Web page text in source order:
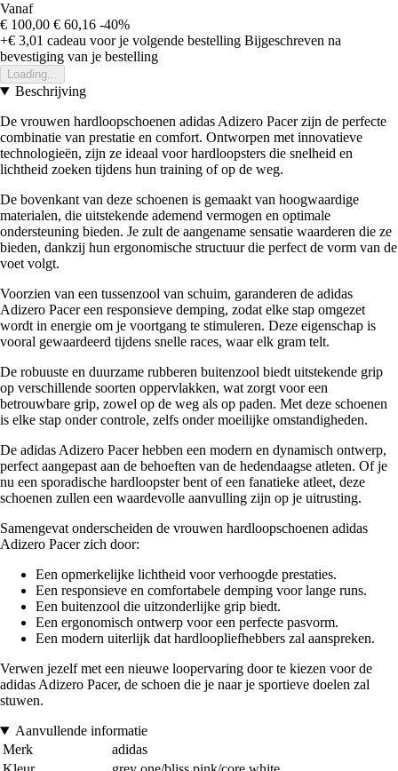
Vanaf
€ 100,00 € 60,16 -40%
+€ 3,01 cadeau voor je volgende bestelling Bijgeschreven na
bevestiging van je bestelling
Loading...
Beschrijving
De vrouwen hardloopschoenen adidas Adizero Pacer zijn de perfecte
combinatie van prestatie en comfort. Ontworpen met innovatieve
technologieën, zijn ze ideaal voor hardloopsters die snelheid en
lichtheid zoeken tijdens hun training of op de weg.
De bovenkant van deze schoenen is gemaakt van hoogwaardige
materialen, die uitstekende ademend vermogen en optimale
ondersteuning bieden. Je zult de aangename sensatie waarderen die ze
bieden, dankzij hun ergonomische structuur die perfect de vorm van de
voet volgt.
Voorzien van een tussenzool van schuim, garanderen de adidas
Adizero Pacer een responsieve demping, zodat elke stap omgezet
wordt in energie om je voortgang te stimuleren. Deze eigenschap is
vooral gewaardeerd tijdens snelle races, waar elk gram telt.
De robuuste en duurzame rubberen buitenzool biedt uitstekende grip
op verschillende soorten oppervlakken, wat zorgt voor een
betrouwbare grip, zowel op de weg als op paden. Met deze schoenen
is elke stap onder controle, zelfs onder moeilijke omstandigheden.
De adidas Adizero Pacer hebben een modern en dynamisch ontwerp,
perfect aangepast aan de behoeften van de hedendaagse atleten. Of je
nu een sporadische hardloopster bent of een fanatieke atleet, deze
schoenen zullen een waardevolle aanvulling zijn op je uitrusting.
Samengevat onderscheiden de vrouwen hardloopschoenen adidas
Adizero Pacer zich door:
Een opmerkelijke lichtheid voor verhoogde prestaties.
Een responsieve en comfortabele demping voor lange runs.
Een buitenzool die uitzonderlijke grip biedt.
Een ergonomisch ontwerp voor een perfecte pasvorm.
Een modern uiterlijk dat hardloopliefhebbers zal aanspreken.
Verwen jezelf met een nieuwe loopervaring door te kiezen voor de
adidas Adizero Pacer, de schoen die je naar je sportieve doelen zal
stuwen.
Aanvullende informatie
Merk
adidas